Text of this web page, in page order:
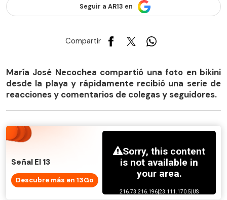
Seguir a AR13 en
Compartir
María José Necochea compartió una foto en bikini
desde la playa y rápidamente recibió una serie de
reacciones y comentarios de colegas y seguidores.
Señal El 13
Descubre más en 13Go